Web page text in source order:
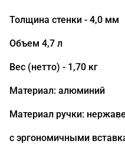
Толщина стенки - 4,0 мм
Объем 4,7 л
Вес (нетто) - 1,70 кг
Материал: алюминий
Материал ручки:
с эргономичными